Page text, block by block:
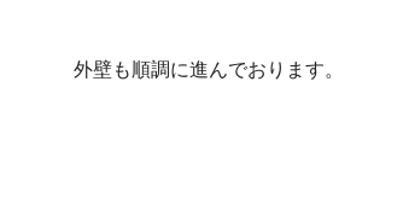
外壁も順調に進んでおります。